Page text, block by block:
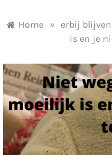
Home » erbij blijven
is en je